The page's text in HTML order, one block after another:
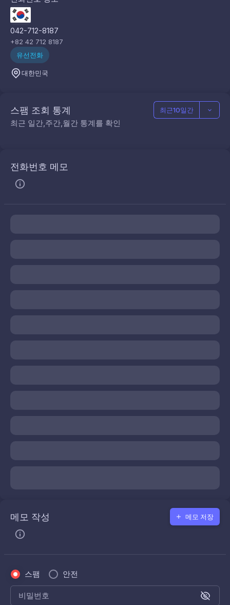
042-712-8187
+82 42 712 8187
유선전화
대한민국
스팸 조회 통계
최근 일간,주간,월간 통계를 확인
최근10일간
전화번호 메모
메모 작성 메모 저장
스팸 안전
비밀번호